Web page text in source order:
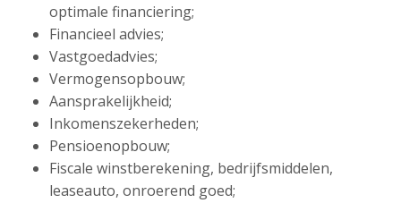
optimale financiering;
Financieel advies;
Vastgoedadvies;
Vermogensopbouw;
Aansprakelijkheid;
Inkomenszekerheden;
Pensioenopbouw;
Fiscale winstberekening, bedrijfsmiddelen,
leaseauto, onroerend goed;